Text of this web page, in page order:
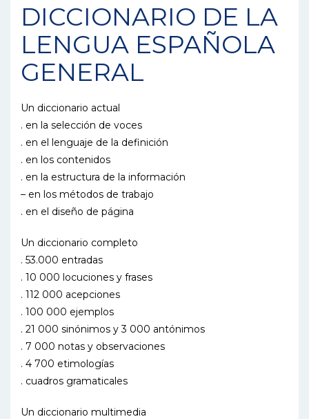
DICCIONARIO DE LA
LENGUA ESPAÑOLA
GENERAL
Un diccionario actual
. en la selección de voces
. en el lenguaje de la definición
. en los contenidos
. en la estructura de la información
– en los métodos de trabajo
. en el diseño de página
Un diccionario completo
. 53.000 entradas
. 10 000 locuciones y frases
. 112 000 acepciones
. 100 000 ejemplos
. 21 000 sinónimos y 3 000 antónimos
. 7 000 notas y observaciones
. 4 700 etimologías
. cuadros gramaticales
Un diccionario multimedia